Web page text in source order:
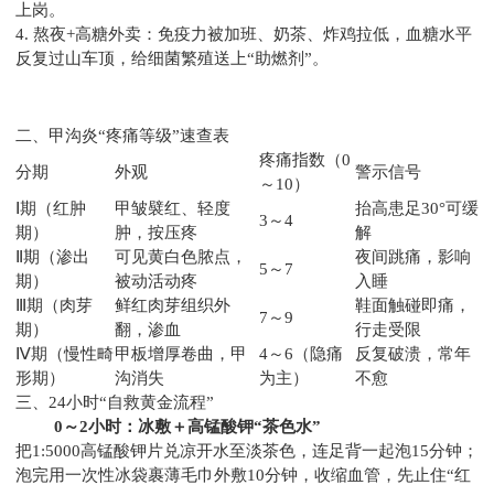
上岗。
4. 熬夜+高糖外卖：免疫力被加班、奶茶、炸鸡拉低，血糖水平
反复过山车顶，给细菌繁殖送上“助燃剂”。
二、甲沟炎“疼痛等级”速查表
分期 外观
疼痛指数（0
～10）
警示信号
Ⅰ期（红肿
期）
甲皱襞红、轻度
肿，按压疼
3～4
抬高患足30°可缓
解
Ⅱ期（渗出
期）
可见黄白色脓点，
被动活动疼
5～7
夜间跳痛，影响
入睡
Ⅲ期（肉芽
期）
鲜红肉芽组织外
翻，渗血
7～9
鞋面触碰即痛，
行走受限
Ⅳ期（慢性畸
形期）
甲板增厚卷曲，甲
沟消失
4～6（隐痛
为主）
反复破溃，常年
不愈
三、24小时“自救黄金流程”
0～2小时：冰敷＋高锰酸钾“茶色水”
把1:5000高锰酸钾片兑凉开水至淡茶色，连足背一起泡15分钟；
泡完用一次性冰袋裹薄毛巾外敷10分钟，收缩血管，先止住“红